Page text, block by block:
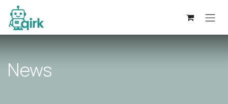
Pular para o conteúdo
News